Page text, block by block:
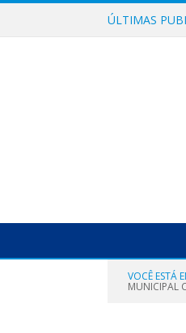
ÚLTIMAS
VOCÊ ESTÁ
MUNICIPAL